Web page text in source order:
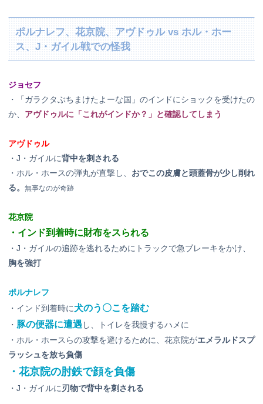
ポルナレフ、花京院、アヴドゥル vs ホル・ホー
ス、J・ガイル戦での怪我
ジョセフ
・「ガラクタぶちまけたよーな国」のインドにショックを受けたの
か、 アヴドゥルに「これがインドか？」と確認してしまう
アヴドゥル
・J・ガイルに背中を刺される
・ホル・ホースの弾丸が直撃し、 おでこの皮膚と頭蓋骨が少し削れ
る。 無事なのが奇跡
花京院
・インド到着時に財布をスられる
・J・ガイルの追跡を逃れるためにトラックで急ブレーキをかけ、
胸を強打
ポルナレフ
・インド到着時に犬のう〇こを踏む
・ 豚の便器に遭遇 し、トイレを我慢するハメに
・ホル・ホースらの攻撃を避けるために、花京院がエメラルドスプ
ラッシュを放ち負傷
・花京院の肘鉄で顔を負傷
・J・ガイルに刃物で背中を刺される